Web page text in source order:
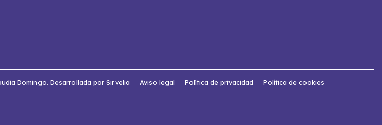
Domingo. Desarrollada por Sirvelia Aviso legal Política de privacidad Política de cookies